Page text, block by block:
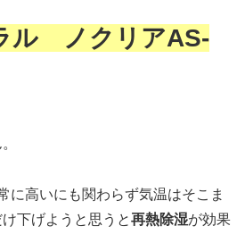
ル ノクリアAS-
に高いにも関わらず気温はそこま
下げようと思うと再熱除湿が効果